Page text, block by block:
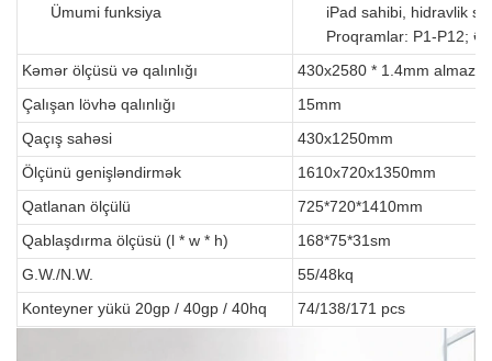
Ümumi funksiya
iPad sahibi, hidravlik
Proqramlar: P1-P12; Əl
Kəmər ölçüsü və qalınlığı
430x2580 * 1.4mm almaz
Çalışan lövhə qalınlığı
15mm
Qaçış sahəsi
430x1250mm
Ölçünü genişləndirmək
1610x720x1350mm
Qatlanan ölçülü
725*720*1410mm
Qablaşdırma ölçüsü (l * w * h)
168*75*31sm
G.W./N.W.
55/48kq
Konteyner yükü 20gp / 40gp / 40hq
74/138/171 pcs